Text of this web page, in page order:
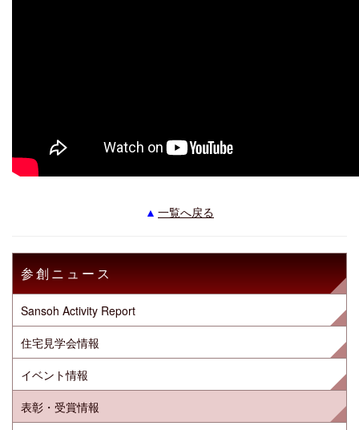
一覧へ戻る
参創ニュース
Sansoh Activity Report
住宅見学会情報
イベント情報
表彰・受賞情報